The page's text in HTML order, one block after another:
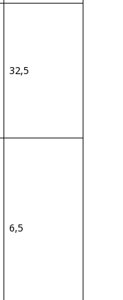
32,5
6,5